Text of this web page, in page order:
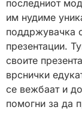
последниот
им нудиме
поддржувачка
презентации.
своите
врснички
се вежбаат и
помогни за да